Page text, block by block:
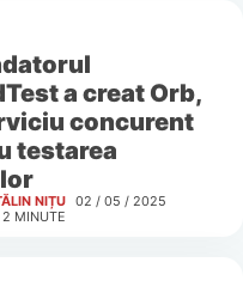
a creat Orb,
concurent
testarea
NIȚU 02 / 05 / 2025
2 MINUTE